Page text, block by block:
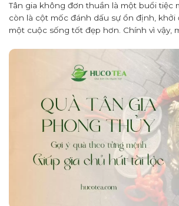
Tân gia không đơn thuần là một buổi tiệc
còn là cột mốc đánh dấu sự ổn định, khởi
một cuộc sống tốt đẹp hơn. Chính vì vậy,